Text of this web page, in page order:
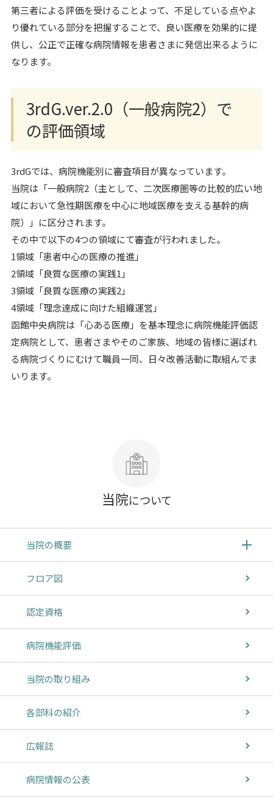
当院について
当院の概要
フロア図
認定資格
病院機能評価
当院の取り組み
各部科の紹介
広報誌
病院情報の公表
第三者による評価を受けることよって、不足している点やよ
り優れている部分を把握することで、良い医療を効果的に提
供し、公正で正確な病院情報を患者さまに発信出来るように
なります。
3rdG.ver.2.0（一般病院2）で
の評価領域
3rdGでは、病院機能別に審査項目が異なっています。
当院は「一般病院2（主として、二次医療圏等の比較的広い地
域において急性期医療を中心に地域医療を支える基幹的病
院）」に区分されます。
その中で以下の4つの領域にて審査が行われました。
1領域「患者中心の医療の推進」
2領域「良質な医療の実践1」
3領域「良質な医療の実践2」
4領域「理念達成に向けた組織運営」
函館中央病院は「心ある医療」を基本理念に病院機能評価認
定病院として、患者さまやそのご家族、地域の皆様に選ばれ
る病院づくりにむけて職員一同、日々改善活動に取組んでま
いります。